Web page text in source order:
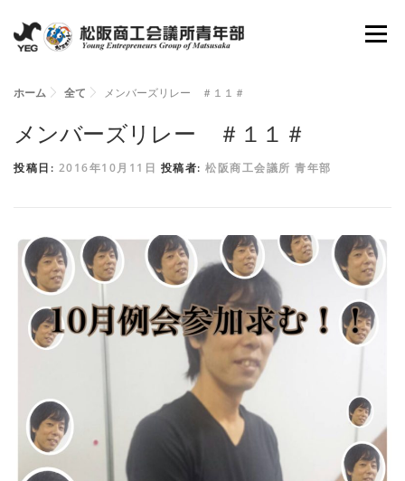
メニュ
ホーム YEGとは
理事抱負 委員会 活動報告 資料倉庫
お問い合わせ 新入会員募集
ホーム 全て メンバーズリレー ＃１１＃
メンバーズリレー ＃１１＃
投稿日: 2016年10月11日 投稿者: 松阪商工会議所 青年部